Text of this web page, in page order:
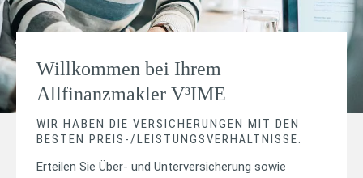
Willkommen bei Ihrem
Allfinanzmakler V³IME
WIR HABEN DIE VERSICHERUNGEN MIT DEN
BESTEN PREIS-/LEISTUNGSVERHÄLTNISSE.
Erteilen Sie Über- und Unterversicherung sowie